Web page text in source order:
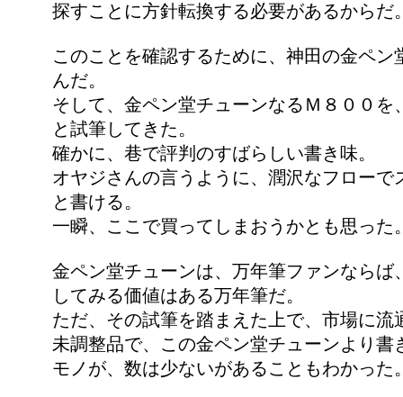
探すことに方針転換する必要があるからだ
このことを確認するために、神田の金ペン
んだ。
そして、金ペン堂チューンなるＭ８００を
と試筆してきた。
確かに、巷で評判のすばらしい書き味。
オヤジさんの言うように、潤沢なフローで
と書ける。
一瞬、ここで買ってしまおうかとも思った
金ペン堂チューンは、万年筆ファンならば
してみる価値はある万年筆だ。
ただ、その試筆を踏まえた上で、市場に流
未調整品で、この金ペン堂チューンより書
モノが、数は少ないがあることもわかった